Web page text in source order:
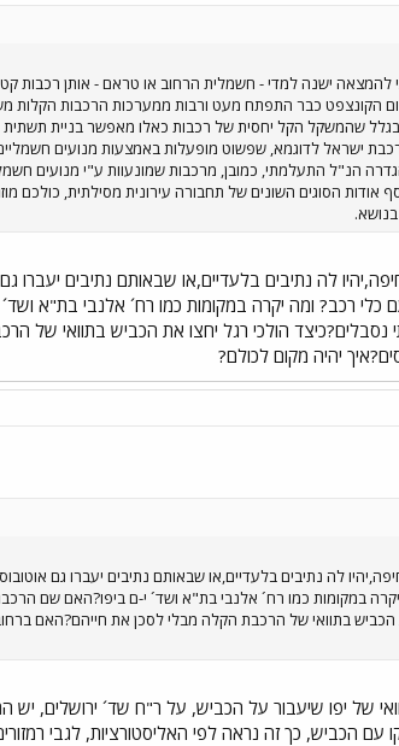
להמצאה ישנה למדי - חשמלית הרחוב או טראם - אותן רכבות
הקונצפט כבר התפתח מעט ורבות ממערכות הרכבות הקלות
בגלל שהמשקל הקל יחסית של רכבות כאלו מאפשר בניית
רכבת ישראל לדוגמא, שפשוט מופעלות באמצעות מנועים
הנ"ל התעלמתי, כמובן, מרכבות שמונעוות ע"י מנועים
אודות הסוגים השונים של תחבורה עירונית מסילתית,
לה נתיבים בלעדיים,או שבאותם נתיבים
כלי רכב? ומה יקרה במקומות כמו רח´ אלנבי בת"א
נסבלים?כיצד הולכי רגל יחצו את הכביש בתוואי של
יהיה מקום לכולם?
לה נתיבים בלעדיים,או שבאותם נתיבים יעברו גם
במקומות כמו רח´ אלנבי בת"א ושד´ י-ם ביפו?האם שם
הכביש בתוואי של הרכבת הקלה מבלי לסכן את חייהם?האם
של יפו שיעבור על הכביש, על ר"ח שד´ ירושלים, יש
עם הכביש, כך זה נראה לפי האליסטורציות, לגבי